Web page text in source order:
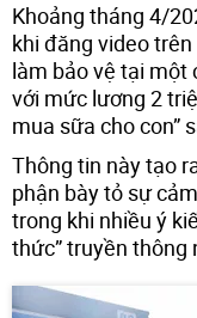
Khoảng tháng 4/
khi đăng video
làm bảo vệ tại một
với mức lương 2
mua sữa cho con”
Thông tin này tạo
phận bày tỏ sự
trong khi nhiều ý
thức” truyền thông